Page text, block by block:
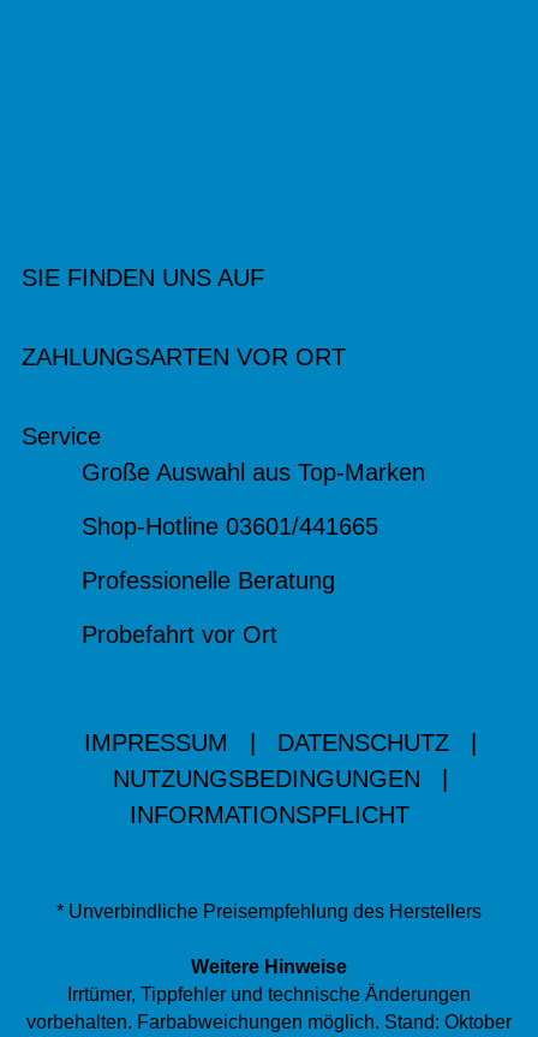
SIE FINDEN UNS AUF
ZAHLUNGSARTEN VOR ORT
Service
Große Auswahl aus Top-Marken
Shop-Hotline 03601/441665
Professionelle Beratung
Probefahrt vor Ort
IMPRESSUM DATENSCHUTZ
NUTZUNGSBEDINGUNGEN
INFORMATIONSPFLICHT
* Unverbindliche Preisempfehlung des Herstellers
Weitere Hinweise
Irrtümer, Tippfehler und technische Änderungen
vorbehalten. Farbabweichungen möglich. Stand: Oktober